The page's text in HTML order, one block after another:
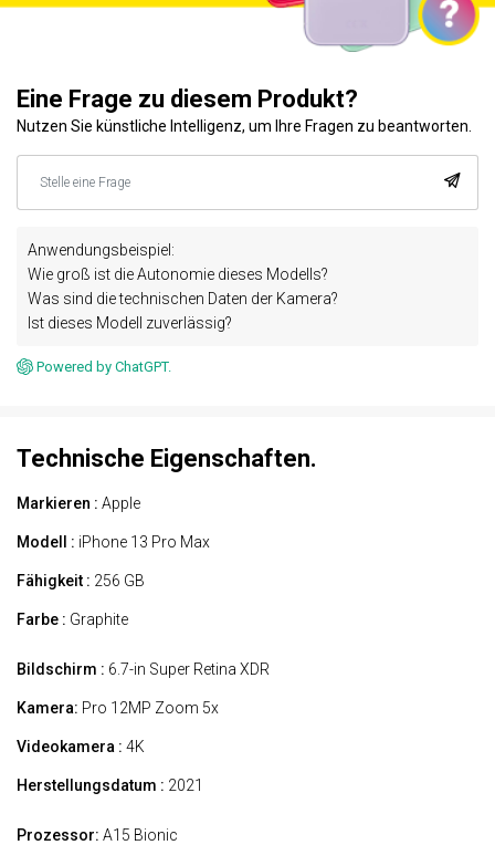
Eine Frage zu diesem Produkt?
Nutzen Sie künstliche Intelligenz, um Ihre Fragen zu beantworten.
Anwendungsbeispiel:
Wie groß ist die Autonomie dieses Modells?
Was sind die technischen Daten der Kamera?
Ist dieses Modell zuverlässig?
Powered by ChatGPT.
Technische Eigenschaften.
Markieren : Apple
Modell : iPhone 13 Pro Max
Fähigkeit : 256 GB
Farbe : Graphite
Bildschirm : 6.7-in Super Retina XDR
Kamera: Pro 12MP Zoom 5x
Videokamera : 4K
Herstellungsdatum : 2021
Prozessor: A15 Bionic